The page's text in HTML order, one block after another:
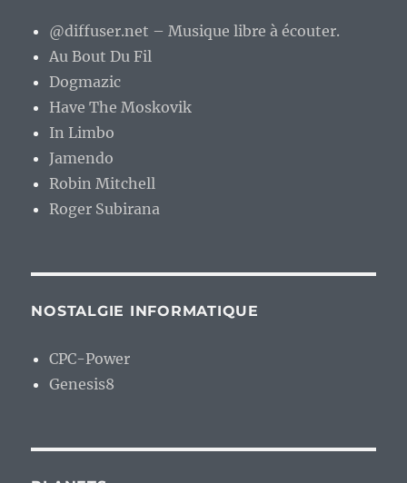
@diffuser.net – Musique libre à écouter.
Au Bout Du Fil
Dogmazic
Have The Moskovik
In Limbo
Jamendo
Robin Mitchell
Roger Subirana
NOSTALGIE INFORMATIQUE
CPC-Power
Genesis8